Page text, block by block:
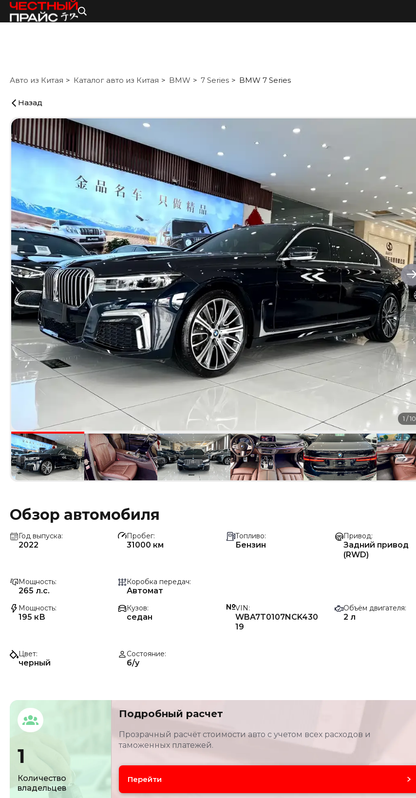
Авто из Китая Каталог авто из Китая BMW 7 Series BMW 7 Series
Назад
1 /10
Обзор автомобиля
Год выпуска
2022
Пробег
31000 км
Топливо
Бензин
Привод
Задний привод
(RWD)
Мощность
265 л.с.
Коробка передач
Автомат
Мощность
195 кВ
Кузов
седан
VIN
WBA7T0107NCK430
19
Объём двигателя
2 л
Цвет
черный
Состояние
б/у
1
Количество
владельцев
Подробный расчет
Прозрачный расчёт стоимости авто с учетом всех расходов и
таможенных платежей.
Перейти